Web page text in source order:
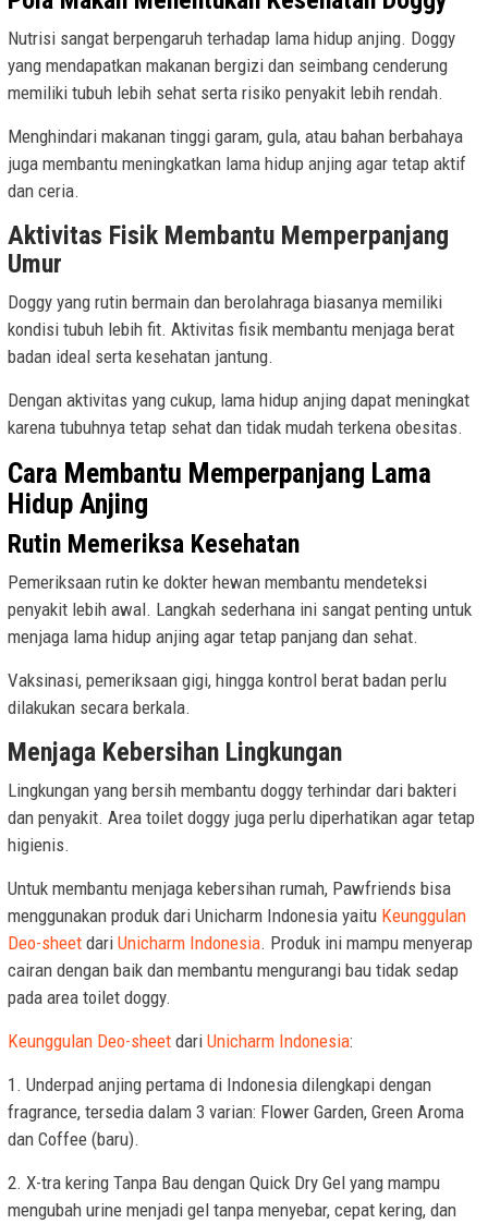
Nutrisi sangat berpengaruh terhadap lama hidup anjing. Doggy
yang mendapatkan makanan bergizi dan seimbang cenderung
memiliki tubuh lebih sehat serta risiko penyakit lebih rendah.
Menghindari makanan tinggi garam, gula, atau bahan berbahaya
juga membantu meningkatkan lama hidup anjing agar tetap aktif
dan ceria.
Aktivitas Fisik Membantu Memperpanjang
Umur
Doggy yang rutin bermain dan berolahraga biasanya memiliki
kondisi tubuh lebih fit. Aktivitas fisik membantu menjaga berat
badan ideal serta kesehatan jantung.
Dengan aktivitas yang cukup, lama hidup anjing dapat meningkat
karena tubuhnya tetap sehat dan tidak mudah terkena obesitas.
Cara Membantu Memperpanjang Lama
Hidup Anjing
Rutin Memeriksa Kesehatan
Pemeriksaan rutin ke dokter hewan membantu mendeteksi
penyakit lebih awal. Langkah sederhana ini sangat penting untuk
menjaga lama hidup anjing agar tetap panjang dan sehat.
Vaksinasi, pemeriksaan gigi, hingga kontrol berat badan perlu
dilakukan secara berkala.
Menjaga Kebersihan Lingkungan
Lingkungan yang bersih membantu doggy terhindar dari bakteri
dan penyakit. Area toilet doggy juga perlu diperhatikan agar tetap
higienis.
Untuk membantu menjaga kebersihan rumah, Pawfriends bisa
menggunakan produk dari Unicharm Indonesia yaitu Keunggulan
Deo-sheet dari Unicharm Indonesia. Produk ini mampu menyerap
cairan dengan baik dan membantu mengurangi bau tidak sedap
pada area toilet doggy.
Keunggulan Deo-sheet dari Unicharm Indonesia:
1. Underpad anjing pertama di Indonesia dilengkapi dengan
fragrance, tersedia dalam 3 varian: Flower Garden, Green Aroma
dan Coffee (baru).
2. X-tra kering Tanpa Bau dengan Quick Dry Gel yang mampu
mengubah urine menjadi gel tanpa menyebar, cepat kering, dan